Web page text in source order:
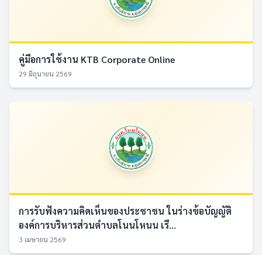
คู่มือการใช้งาน KTB Corporate Online
29 มิถุนายน 2569
การรับฟังความคิดเห็นของประชาชน ในร่างข้อบัญญัติ
องค์การบริหารส่วนตำบลโนนโหนน เรื...
3 เมษายน 2569